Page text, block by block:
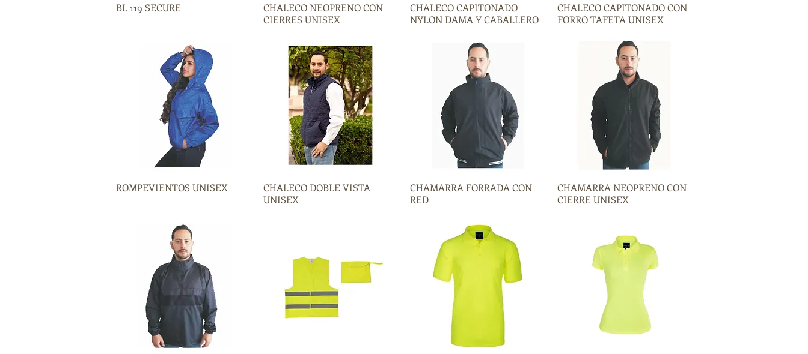
Vista rápida
BL 119 SECURE Vista rápida
CHALECO NEOPRENO CON
CIERRES UNISEX
Vista rápida
CHALECO CAPITONADO
NYLON DAMA Y CABALLERO
Vista rápida
CHALECO CAPITONADO CON
FORRO TAFETA UNISEX
Vista rápida
ROMPEVIENTOS UNISEX Vista rápida
CHALECO DOBLE VISTA
UNISEX
Vista rápida
CHAMARRA FORRADA CON
RED
Vista rápida
CHAMARRA NEOPRENO CON
CIERRE UNISEX